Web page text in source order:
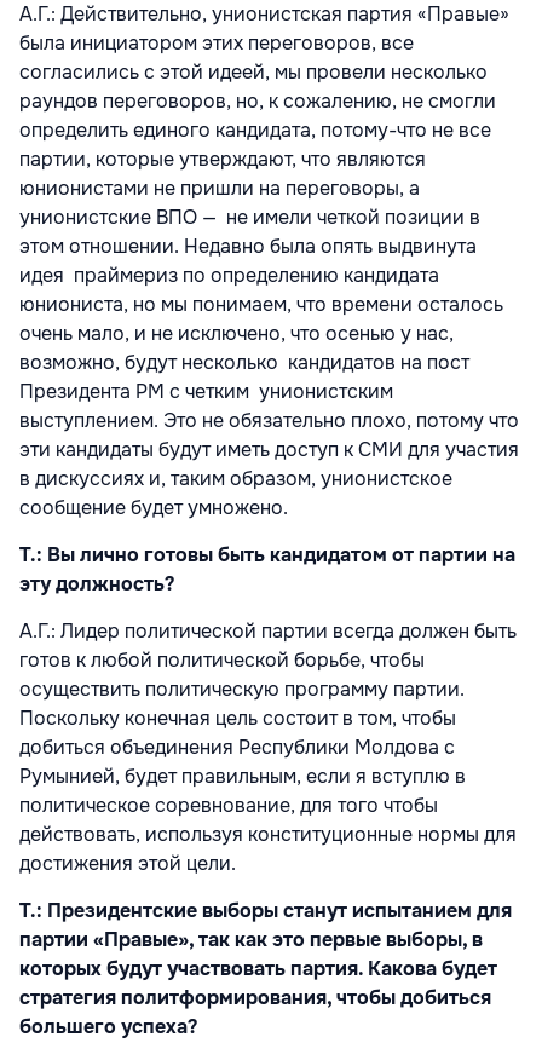
A.Г.: Действительно, унионистская партия «Правые»
была инициатором этих переговоров, все
согласились с этой идеей, мы провели несколько
раундов переговоров, но, к сожалению, не смогли
определить единого кандидата, потому-что не все
партии, которые утверждают, что являются
юнионистами не пришли на переговоры, а
унионистские ВПО — не имели четкой позиции в
этом отношении. Недавно была опять выдвинута
идея праймериз по определению кандидата
юниониста, но мы понимаем, что времени осталось
очень мало, и не исключено, что осенью у нас,
возможно, будут несколько кандидатов на пост
Президента РМ с четким унионистским
выступлением. Это не обязательно плохо, потому что
эти кандидаты будут иметь доступ к СМИ для участия
в дискуссиях и, таким образом, унионистское
сообщение будет умножено.
Т.: Вы лично готовы быть кандидатом от партии на
эту должность?
A.Г.: Лидер политической партии всегда должен быть
готов к любой политической борьбе, чтобы
осуществить политическую программу партии.
Поскольку конечная цель состоит в том, чтобы
добиться объединения Республики Молдова с
Румынией, будет правильным, если я вступлю в
политическое соревнование, для того чтобы
действовать, используя конституционные нормы для
достижения этой цели.
Т.: Президентские выборы станут испытанием для
партии «Правые», так как это первые выборы, в
которых будут участвовать партия. Какова будет
стратегия политформирования, чтобы добиться
большего успеха?